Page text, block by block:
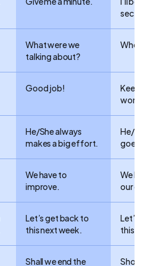
sec.
What were we
talking about?
Good job!
Keep
work!
He/She always
makes a big effort.
He/
goes
We have to
improve.
We
our
Let’s get back to
this next week.
Let’s
this
Shall we end the